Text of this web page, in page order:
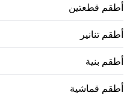
أطقم قطعتين
أطقم تنانير
أطقم بنية
أطقم قماشية